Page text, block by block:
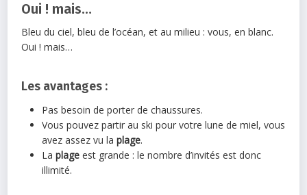
Oui ! mais…
Bleu du ciel, bleu de l’océan, et au milieu : vous, en blanc.
Oui ! mais…
Les avantages :
Pas besoin de porter de chaussures.
Vous pouvez partir au ski pour votre lune de miel, vous
avez assez vu laplage.
Laplage est grande : le nombre d’invités est donc
illimité.